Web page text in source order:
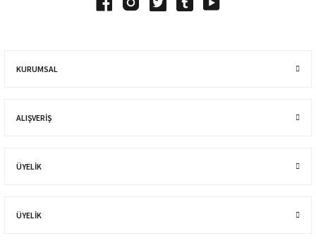
KURUMSAL
ALIŞVERIŞ
ÜYELİK
ÜYELİK